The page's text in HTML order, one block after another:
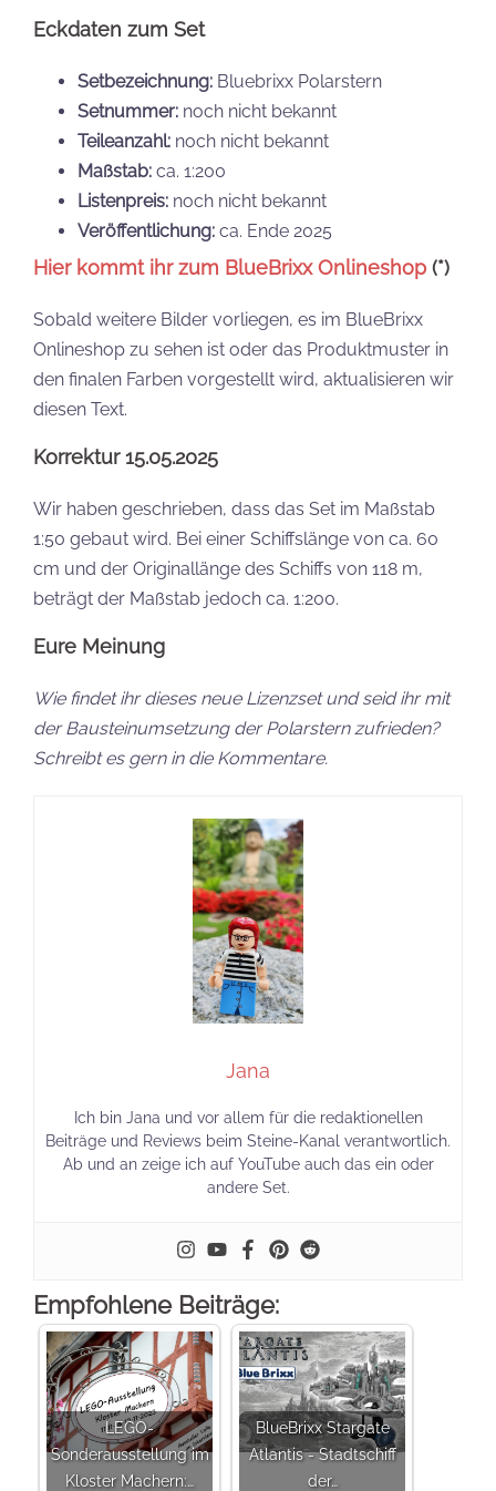
Eckdaten zum Set
Setbezeichnung: Bluebrixx Polarstern
Setnummer: noch nicht bekannt
Teileanzahl: noch nicht bekannt
Maßstab: ca. 1:200
Listenpreis: noch nicht bekannt
Veröffentlichung: ca. Ende 2025
Hier kommt ihr zum BlueBrixx Onlineshop (*)
Sobald weitere Bilder vorliegen, es im BlueBrixx
Onlineshop zu sehen ist oder das Produktmuster in
den finalen Farben vorgestellt wird, aktualisieren wir
diesen Text.
Korrektur 15.05.2025
Wir haben geschrieben, dass das Set im Maßstab
1:50 gebaut wird. Bei einer Schiffslänge von ca. 60
cm und der Originallänge des Schiffs von 118 m,
beträgt der Maßstab jedoch ca. 1:200.
Eure Meinung
Wie findet ihr dieses neue Lizenzset und seid ihr mit
der Bausteinumsetzung der Polarstern zufrieden?
Schreibt es gern in die Kommentare.
Jana
Ich bin Jana und vor allem für die redaktionellen
Beiträge und Reviews beim Steine-Kanal verantwortlich.
Ab und an zeige ich auf YouTube auch das ein oder
andere Set.
Empfohlene Beiträge:
LEGO-
Sonderausstellung im
Kloster Machern:…
BlueBrixx Stargate
Atlantis - Stadtschiff
der…